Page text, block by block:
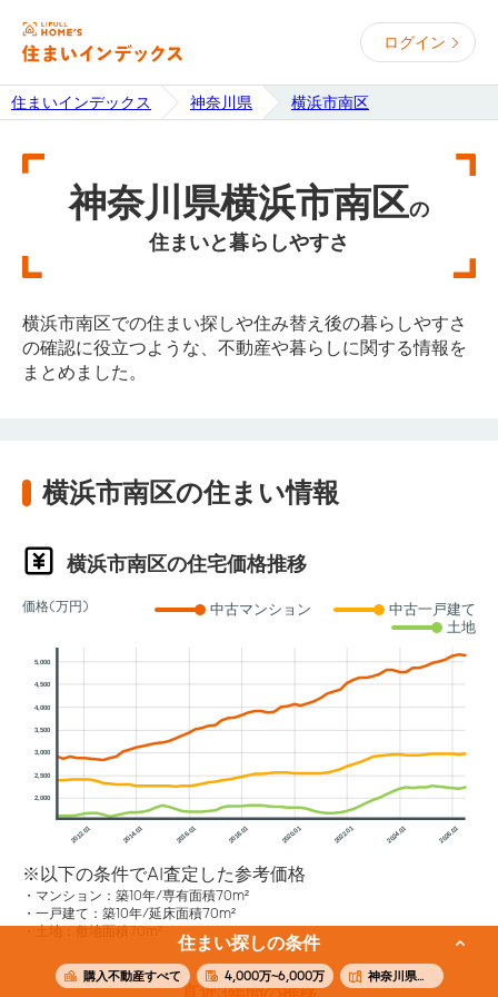
ログイン
住まいインデックス 神奈川県 横浜市南区
神奈川県横浜市南区の
住まいと暮らしやすさ
横浜市南区での住まい探しや住み替え後の暮らしやすさ
の確認に役立つような、不動産や暮らしに関する情報を
まとめました。
横浜市南区の住まい情報
横浜市南区の住宅価格推移
価格(万円) 中古マンション
中古一戸建て
土地
2012.01 2014.01 2016.01 2018.01 2020.01 2022.01 2024.01 2026.01
2,000
2,500
3,000
3,500
4,000
4,500
5,000
※以下の条件でAI査定した参考価格
マンション：築10年/専有面積70m²
一戸建て：築10年/延床面積70m²
土地：敷地面積70m²
住まい探しの条件
購入不動産すべて 4,000万~6,000万 神奈川県横浜市南区